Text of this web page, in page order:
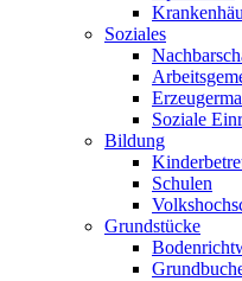
Soziales
Soziale
Bildung
Schulen
Grundstücke